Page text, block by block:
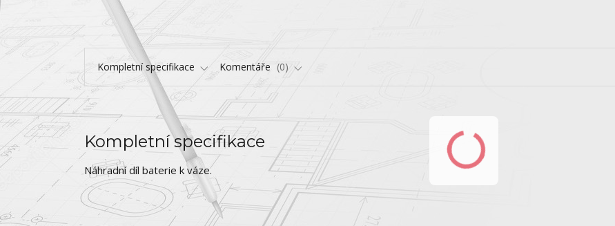
Kompletní specifikace Komentáře 0
Kompletní specifikace
Náhradní díl baterie k váze.